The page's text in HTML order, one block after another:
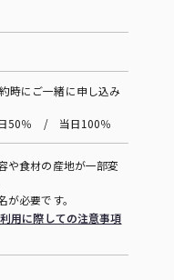
時にご一緒に申し込み
50％ / 当日100％
や食材の産地が一部変
必要です。
利用に際しての注意事項